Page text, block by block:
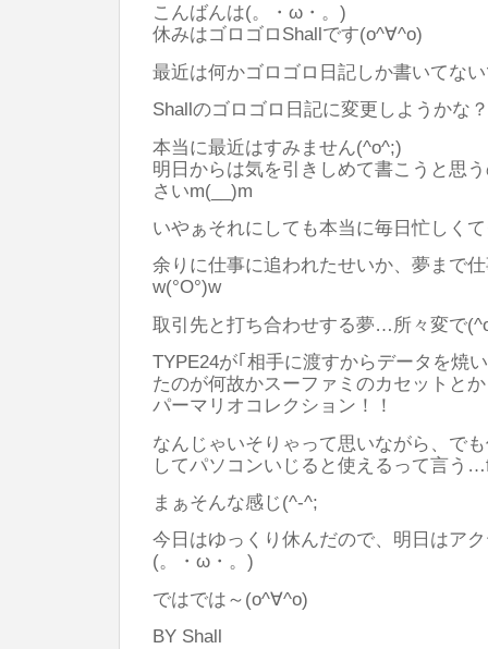
こんばんは(。・ω・。)
休みはゴロゴロShallです(o^∀^o)
最近は何かゴロゴロ日記しか書いてな
Shallのゴロゴロ日記に変更しようかな
本当に最近はすみません(^o^;)
明日からは気を引きしめて書こうと思
さいm(__)m
いやぁそれにしても本当に毎日忙しく
余りに仕事に追われたせいか、夢まで
w(°O°)w
取引先と打ち合わせする夢…所々変で
TYPE24が｢相手に渡すからデータを焼
たのが何故かスーファミのカセットと
パーマリオコレクション！！
なんじゃいそりゃって思いながら、で
してパソコンいじると使えるって言う
まぁそんな感じ(^-^;
今日はゆっくり休んだので、明日はア
(。・ω・。)
ではでは～(o^∀^o)
BY Shall